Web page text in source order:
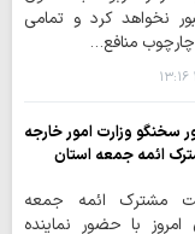
نخواهد کرد و تمامی
منافع…
سخنگو وزارت امور خارجه
ائمه جمعه استان
مشترک ائمه جمعه
امروز با حضور نماینده